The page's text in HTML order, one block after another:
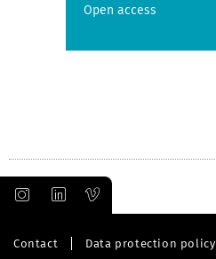
Open access
Contact Data protection policy